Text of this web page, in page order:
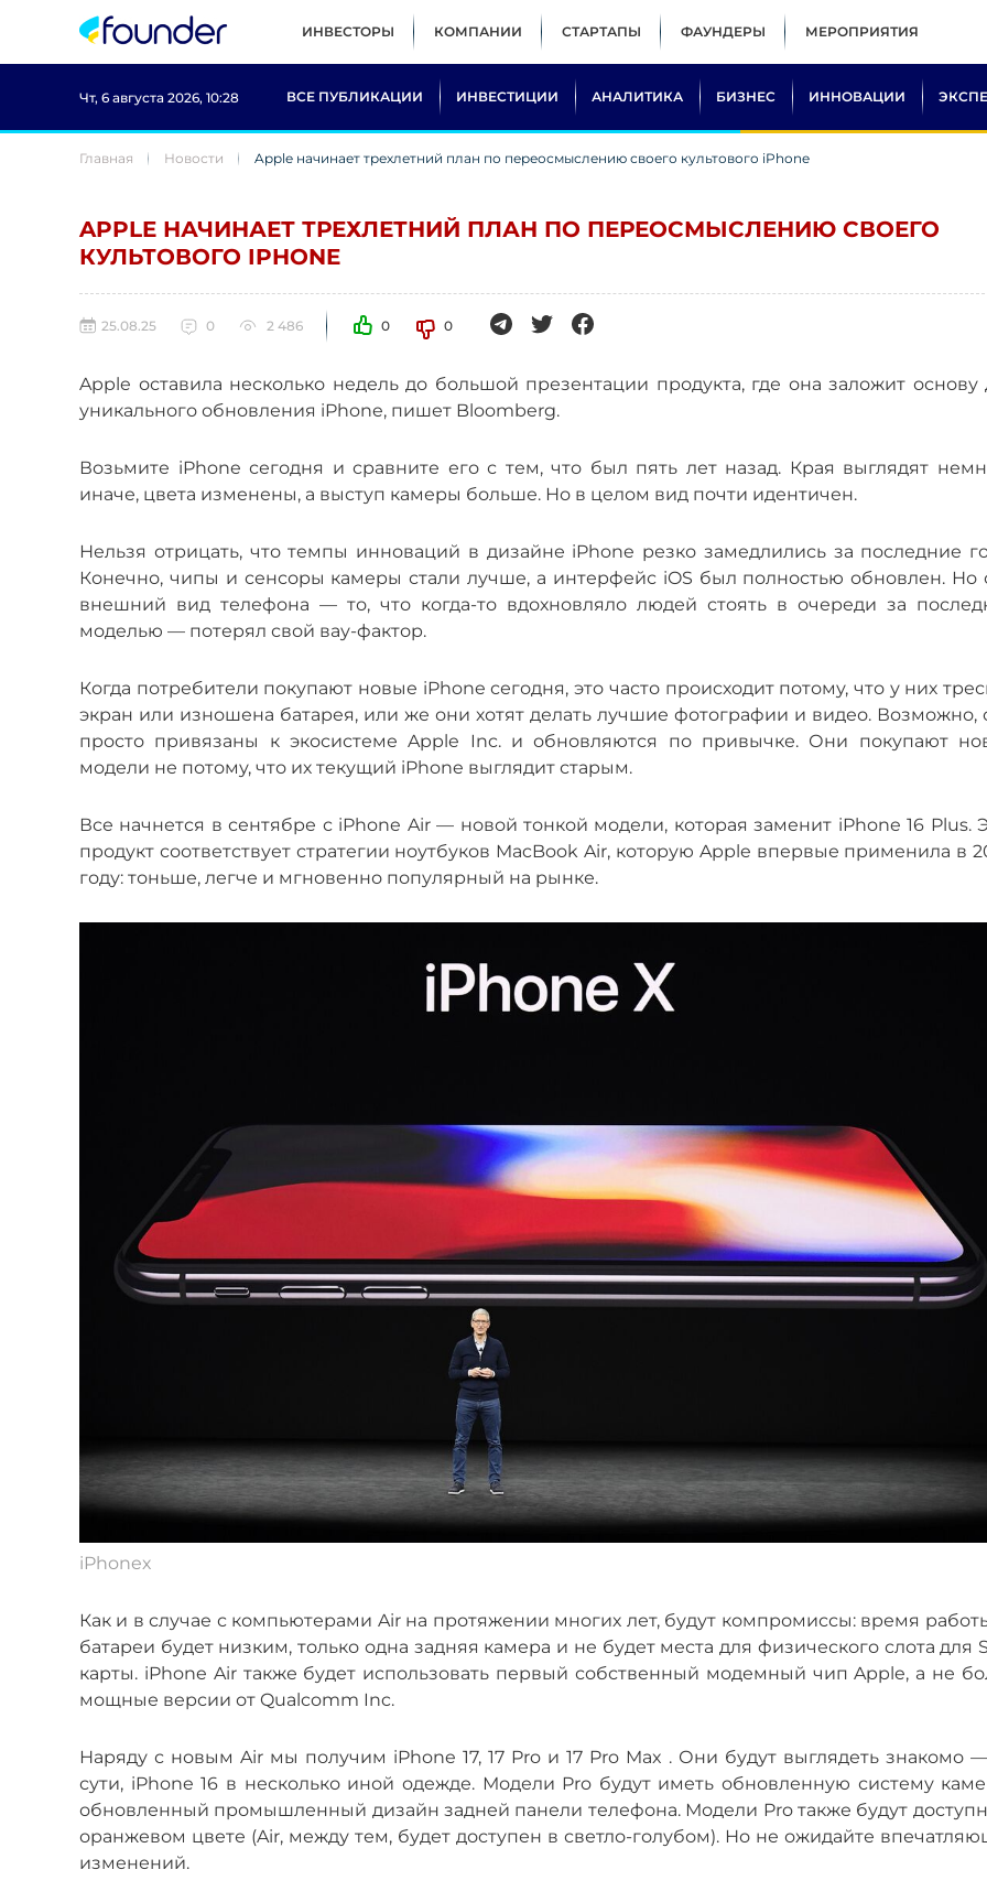
ИНВЕСТОРЫ КОМПАНИИ СТАРТАПЫ ФАУНДЕРЫ МЕРОПРИЯТИЯ
Чт, 6 августа 2026, 10:28 ВСЕ ПУБЛИКАЦИИ ИНВЕСТИЦИИ АНАЛИТИКА БИЗНЕС ИННОВАЦИИ
Главная Новости Apple начинает трехлетний план по переосмыслению своего культового iPhone
APPLE НАЧИНАЕТ ТРЕХЛЕТНИЙ ПЛАН ПО ПЕРЕОСМЫСЛЕНИЮ СВОЕГО
КУЛЬТОВОГО IPHONE
25.08.25 0 2 486 0 0
Apple оставила несколько недель до большой презентации продукта, где она заложит основу
уникального обновления iPhone, пишет Bloomberg.
Возьмите iPhone сегодня и сравните его с тем, что был пять лет назад. Края выглядят
иначе, цвета изменены, а выступ камеры больше. Но в целом вид почти идентичен.
Нельзя отрицать, что темпы инноваций в дизайне iPhone резко замедлились за последние
Конечно, чипы и сенсоры камеры стали лучше, а интерфейс iOS был полностью обновлен. Но
внешний вид телефона — то, что когда-то вдохновляло людей стоять в очереди за
моделью — потерял свой вау-фактор.
Когда потребители покупают новые iPhone сегодня, это часто происходит потому, что у них
экран или изношена батарея, или же они хотят делать лучшие фотографии и видео. Возможно,
просто привязаны к экосистеме Apple Inc. и обновляются по привычке. Они покупают
модели не потому, что их текущий iPhone выглядит старым.
Все начнется в сентябре с iPhone Air — новой тонкой модели, которая заменит iPhone 16 Plus.
продукт соответствует стратегии ноутбуков MacBook Air, которую Apple впервые применила в
году: тоньше, легче и мгновенно популярный на рынке.
iPhoneх
Как и в случае с компьютерами Air на протяжении многих лет, будут компромиссы: время
батареи будет низким, только одна задняя камера и не будет места для физического слота для
карты. iPhone Air также будет использовать первый собственный модемный чип Apple, а не
мощные версии от Qualcomm Inc.
Наряду с новым Air мы получим iPhone 17, 17 Pro и 17 Pro Max . Они будут выглядеть знакомо
сути, iPhone 16 в несколько иной одежде. Модели Pro будут иметь обновленную систему
обновленный промышленный дизайн задней панели телефона. Модели Pro также будут
оранжевом цвете (Air, между тем, будет доступен в светло-голубом). Но не ожидайте
изменений.